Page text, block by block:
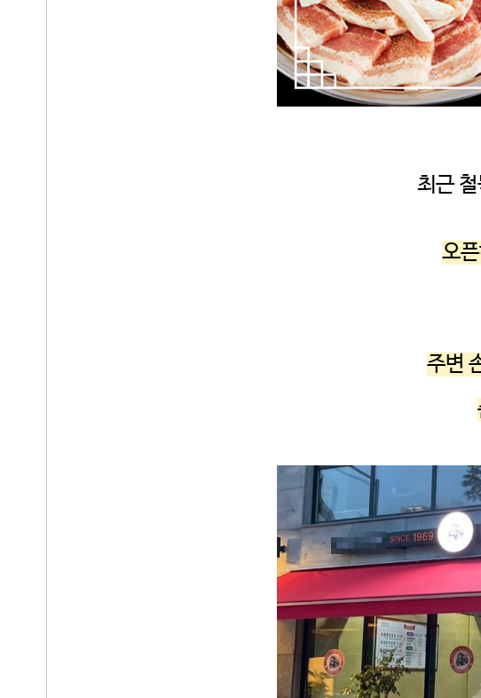
최근
오
주변